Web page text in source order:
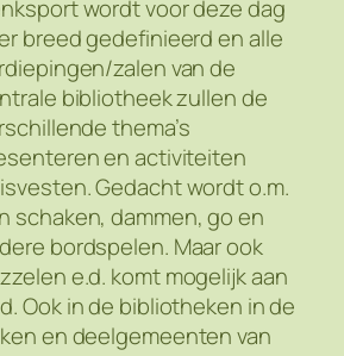
wordt voor deze dag
breed gedefinieerd en alle
zalen van de
bibliotheek zullen de
thema’s
en activiteiten
Gedacht wordt o.m.
schaken, dammen, go en
bordspelen. Maar ook
e.d. komt mogelijk aan
Ook in de bibliotheken in de
en deelgemeenten van